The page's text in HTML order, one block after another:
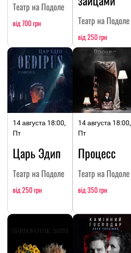
Театр на Подоле
від 700 грн Театр на Подоле
від 250 грн
14 августа 18:00,
Пт
Царь Эдип
Театр на Подоле
від 250 грн
14 августа 18:00,
Пт
Процесс
Театр на Подоле
від 350 грн